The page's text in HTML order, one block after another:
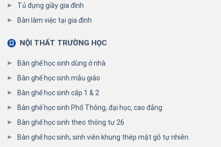
Tủ đựng giầy gia đình
Bàn làm việc tại gia đình
NỘI THẤT TRƯỜNG HỌC
Bàn ghế học sinh dùng ở nhà
Bàn ghế học sinh mẫu giáo
Bàn ghế học sinh cấp 1 & 2
Bàn ghế học sinh Phổ Thông, đại học, cao đẳng
Bàn ghế học sinh theo thông tư 26
Bàn ghế học sinh, sinh viên khung thép mặt gỗ tự nhiên